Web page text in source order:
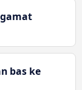
bas ke